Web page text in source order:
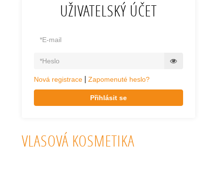
UŽIVATELSKÝ ÚČET
Nová registrace Zapomenuté heslo?
Přihlásit se
VLASOVÁ KOSMETIKA